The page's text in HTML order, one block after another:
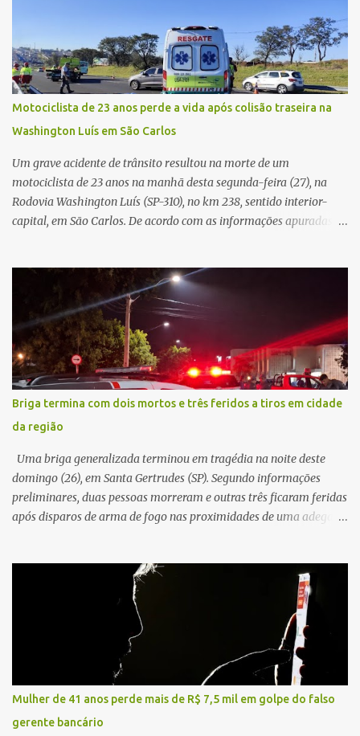
permaneceu com a chave de ignição e se ausentou do local por
cerca de dez minutos para buscar ajuda. Ao retornar, constatou
que o automóvel havia desaparecido. A vítima realizou buscas
pelas imediações, mas não conseguiu localizar o veículo.
Conforme o boletim, um menino de aproximadamente 10 anos
relatou ter visto a Spin passando pelo local fazendo um forte ruído,
característica compatível com o problema mecânico que o veículo
já apresentava antes do furto. O carro possui seguro e, segundo a
v...
Motociclista de 23 anos perde a vida após colisão traseira na
Washington Luís em São Carlos
Um grave acidente de trânsito resultou na morte de um
motociclista de 23 anos na manhã desta segunda-feira (27), na
Rodovia Washington Luís (SP-310), no km 238, sentido interior-
capital, em São Carlos. De acordo com as informações apuradas no
veículo, o trânsito estava lento e congestionado devido a obras
realizadas na rodovia, momento em que ocorreu o impacto. Com
a violência da colisão, o motociclista foi arremessado ao solo.
Testemunhas relataram que o capacete teria se desprendido
durante o acidente. O jovem sofreu ferimentos gravíssimos e
morreu ainda no local. Equipes de resgate e de atendimento da
concessionária responsável pela rodovia foram acionadas e
realizaram a sinalização da via, além de prestarem socorro à
vítima. No entanto, o óbito foi constatado ainda no local do
acidente. A Polícia Militar Rodoviária compareceu para o registro
da ocorrência...
Briga termina com dois mortos e três feridos a tiros em cidade
da região
Uma briga generalizada terminou em tragédia na noite deste
domingo (26), em Santa Gertrudes (SP). Segundo informações
preliminares, duas pessoas morreram e outras três ficaram feridas
após disparos de arma de fogo nas proximidades de uma adega. O
começado dentro do estabelecimento e se estendido para a área
externa, quando dois homens armados passaram a efetuar
diversos disparos. Duas vítimas morreram ainda no local. Outras
três pessoas foram baleadas e socorridas. Até o momento, não
foram divulgadas informações oficiais sobre o estado de saúde dos
feridos. Equipes da Polícia Militar de Santa Gertrudes atenderam a
ocorrência e isolaram a área para o trabalho da perícia. Até a
última atualização, nenhum suspeito havia sido preso. A Polícia
Civil investigará a motivação da briga, a autoria dos disparos e as
Mulher de 41 anos perde mais de R$ 7,5 mil em golpe do falso
gerente bancário